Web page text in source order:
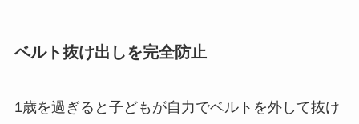
ベルト抜け出しを完全防止
1歳を過ぎると子どもが自力でベルトを外して抜け